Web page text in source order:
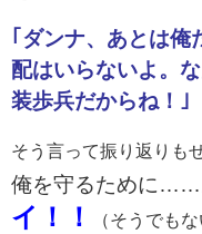
｢ダンナ、あとは俺
配はいらないよ。
装歩兵だからね！｣
そう言って振り返りも
俺を守るために……
イ！！
（そうでもな